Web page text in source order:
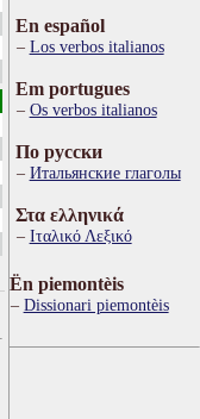
En español
Los verbos italianos
Em portugues
Os verbos italianos
По русски
Итальянские глаголы
Στα ελληνικά
Ιταλικό Λεξικό
Ën piemontèis
Dissionari piemontèis